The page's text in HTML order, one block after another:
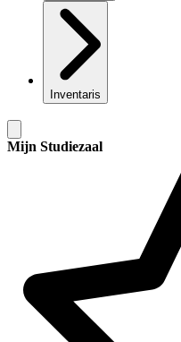
Inventaris
Mijn Studiezaal